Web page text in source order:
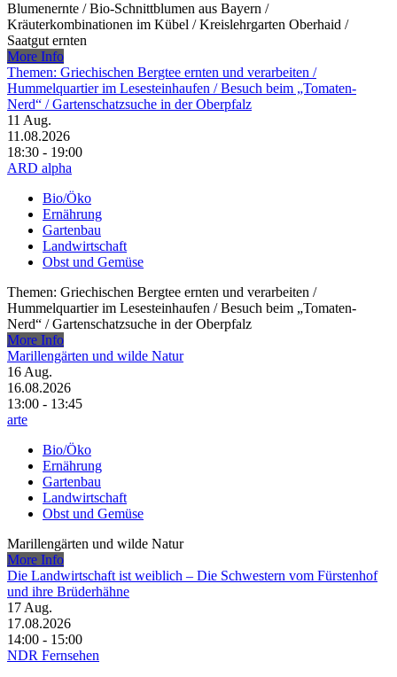
Blumenernte /​ Bio-Schnittblumen aus Bayern /​
Kräuterkombinationen im Kübel /​ Kreislehrgarten Oberhaid /​
Saatgut ernten
More Info
Themen: Griechischen Bergtee ernten und verarbeiten /​
Hummelquartier im Lesesteinhaufen /​ Besuch beim „Tomaten-
Nerd“ /​ Gartenschatzsuche in der Oberpfalz
11 Aug.
11.08.2026
18:30 - 19:00
ARD alpha
Bio/Öko
Ernährung
Gartenbau
Landwirtschaft
Obst und Gemüse
Themen: Griechischen Bergtee ernten und verarbeiten /​
Hummelquartier im Lesesteinhaufen /​ Besuch beim „Tomaten-
Nerd“ /​ Gartenschatzsuche in der Oberpfalz
More Info
Marillengärten und wilde Natur
16 Aug.
16.08.2026
13:00 - 13:45
arte
Bio/Öko
Ernährung
Gartenbau
Landwirtschaft
Obst und Gemüse
Marillengärten und wilde Natur
More Info
Die Landwirtschaft ist weiblich – Die Schwestern vom Fürstenhof
und ihre Brüderhähne
17 Aug.
17.08.2026
14:00 - 15:00
NDR Fernsehen